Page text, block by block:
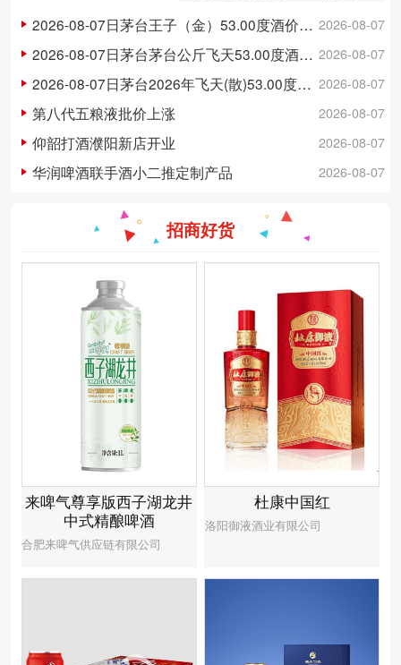
00ml 飞天（散）酒容量为100ml，
酒精度数为53.00度。茅台酒除了年
份因素之外…
2026-08-07
2026-08-07日茅台王子（金）53.00度酒价格为148一瓶，下跌 5元
2026-08-07
2026-08-07日茅台茅台公斤飞天53.00度酒价格为3,250一瓶，下跌 20元
2026-08-07
2026-08-07日茅台2026年飞天(散)53.00度酒价格为1,700一瓶，上涨 5元
2026-08-07
第八代五粮液批价上涨
2026-08-07
仰韶打酒濮阳新店开业
2026-08-07
华润啤酒联手酒小二推定制产品
招商好货
来啤气尊享版西子湖龙井
中式精酿啤酒
合肥来啤气供应链有限公司
杜康中国红
洛阳御液酒业有限公司